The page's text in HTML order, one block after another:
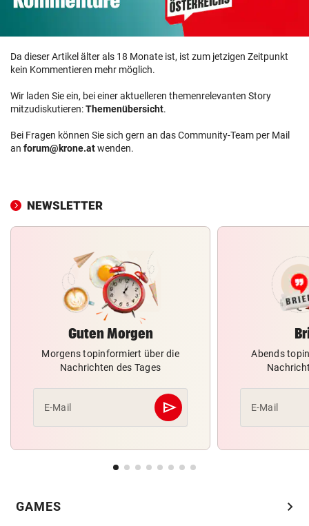
Da dieser Artikel älter als 18 Monate ist, ist zum jetzigen Zeitpunkt
kein Kommentieren mehr möglich.
Wir laden Sie ein, bei einer aktuelleren themenrelevanten Story
mitzudiskutieren:Themenübersicht.
Bei Fragen können Sie sich gern an das Community-Team per Mail
an forum@krone.atwenden.
NEWSLETTER
Guten Morgen
Morgens topinformiert über die
Nachrichten des Tages
E-Mail send
Abschicken
Abends
E-Mail
GAMES chevron_right